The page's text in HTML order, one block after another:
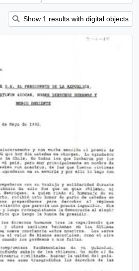
Show 1 results with digital objects